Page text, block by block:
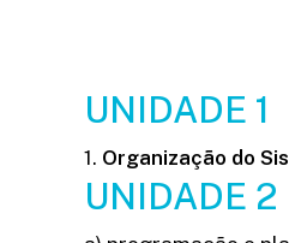
UNIDADE 1
1. Organização do
UNIDADE 2